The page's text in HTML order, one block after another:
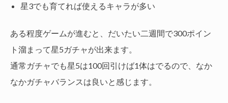
星3でも育てれば使えるキャラが多い
ある程度ゲームが進むと、だいたい二週間で300ポイン
ト溜まって星5ガチャが出来ます。
通常ガチャでも星5は100回引けば1体はでるので、なか
なかガチャバランスは良いと感じます。